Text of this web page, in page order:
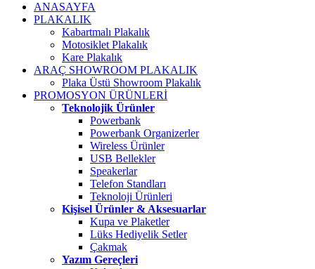
ANASAYFA
PLAKALIK
Kabartmalı Plakalık
Motosiklet Plakalık
Kare Plakalık
ARAÇ SHOWROOM PLAKALIK
Plaka Üstü Showroom Plakalık
PROMOSYON ÜRÜNLERİ
Teknolojik Ürünler
Powerbank
Powerbank Organizerler
Wireless Ürünler
USB Bellekler
Speakerlar
Telefon Standları
Teknoloji Ürünleri
Kişisel Ürünler & Aksesuarlar
Kupa ve Plaketler
Lüks Hediyelik Setler
Çakmak
Yazım Gereçleri